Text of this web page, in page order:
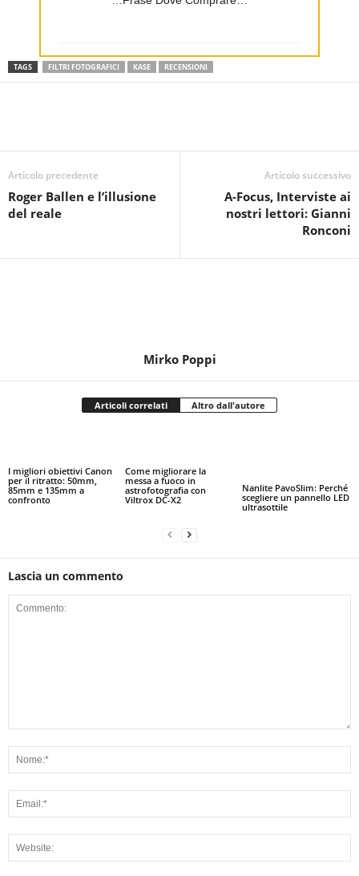
TAGS FILTRI FOTOGRAFICI KASE RECENSIONI
Articolo precedente
Roger Ballen e l’illusione
del reale
Articolo successivo
A-Focus, Interviste ai
nostri lettori: Gianni
Ronconi
Mirko Poppi
Articoli correlati Altro dall'autore
I migliori obiettivi Canon
per il ritratto: 50mm,
85mm e 135mm a
confronto
Come migliorare la
messa a fuoco in
astrofotografia con
Viltrox DC-X2
Nanlite PavoSlim: Perché
scegliere un pannello LED
ultrasottile
Lascia un commento